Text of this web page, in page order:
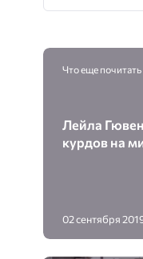
Что еще почитать
Лейла
курдов на
02 сентября